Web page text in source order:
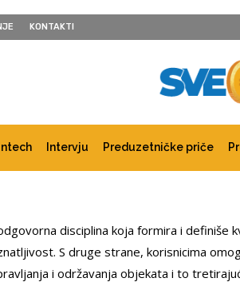
KONTAKTI
Intervju Preduzetničke priče
disciplina koja formira i definiše
S druge strane, korisnicima
i održavanja objekata i to